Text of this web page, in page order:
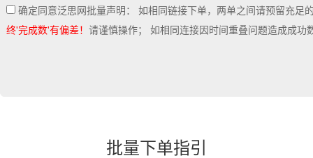
确定同意泛思网批量声明： 如相同链接下单，两单之间请预留充
终'完成数'有偏差！ 请谨慎操作； 如相同连接因时间重叠问题造成成
批量下单指引